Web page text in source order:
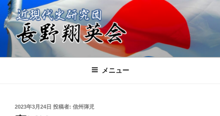
ン
テ
近現代史研究団 長野翔英会
日本の進むべき未来を共に考える会
メニュー
投
2023年3月24日 投稿者: 信州弾児